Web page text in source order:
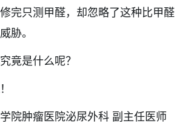
完只测甲醛，却忽略了这种比甲醛
胁。
竟是什么呢？
院肿瘤医院泌尿外科 副主任医师